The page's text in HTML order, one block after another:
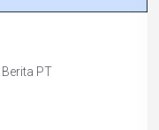
Berita PT